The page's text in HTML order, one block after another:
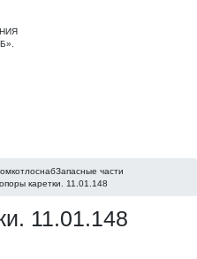
Запасные части
каретки. 11.01.148
11.01.148